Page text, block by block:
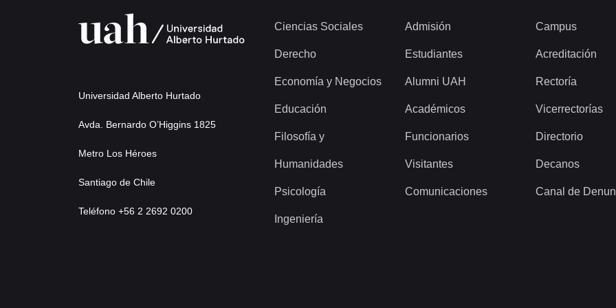
Universidad Alberto Hurtado
Avda. Bernardo O’Higgins 1825
Metro Los Héroes
Santiago de Chile
Teléfono +56 2 2692 0200
Ciencias Sociales
Derecho
Economía y Negocios
Educación
Filosofía y
Humanidades
Psicología
Ingeniería
Admisión
Estudiantes
Alumni UAH
Académicos
Funcionarios
Visitantes
Comunicaciones
Campus
Acreditación
Rectoría
Vicerrectorías
Directorio
Decanos
Canal de